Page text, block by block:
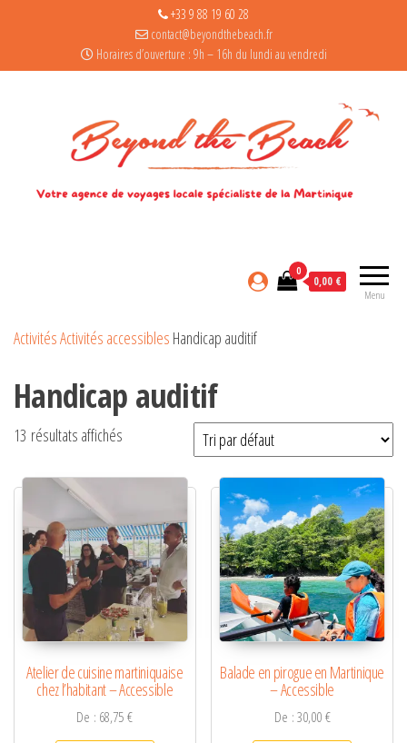
+33 9 88 19 60 28
contact@beyondthebeach.fr
Horaires d’ouverture : 9h – 16h du lundi au vendredi
Menu
0
0,00 €
ActivitésActivités accessibles Handicap auditif
Handicap auditif
13 résultats affichés
Atelier de cuisine martiniquaise
chez l’habitant – Accessible
De : 68,75€
Balade en pirogue en Martinique
– Accessible
De :30,00€